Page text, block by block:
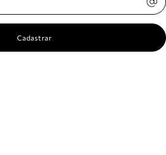
Cadastrar